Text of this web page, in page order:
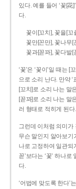
있다. 예를 들어 ‘꽃[
다.
꽃이[꼬치], 꽃을[꼬
꽃만[꼰만], 꽃나무[
꽃과[꼳꽈], 꽃다발[
‘꽃’은 ‘꽃이’일 때는 [
으로 소리 난다. 만약
[꼬치]로 소리 나는 말
[꼳꽈]로 소리 나는 말
러 형태로 적히게 된다.
그런데 이처럼 의미가
무슨 말인지 알아보기
나로 고정하여 일관되
꼳’보다는 ‘꽃’ 하나
다.
‘어법에 맞도록 한다’